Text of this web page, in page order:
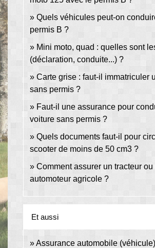
Quels véhicules peut-on
permis B ?
Mini moto, quad : quelles sont
(déclaration, conduite...) ?
Carte grise : faut-il immatriculer
sans permis ?
Faut-il une assurance pour
voiture sans permis ?
Quels documents faut-il pour
scooter de moins de 50 cm3 ?
Comment assurer un tracteur
automoteur agricole ?
Et aussi
Assurance automobile (véhicule)